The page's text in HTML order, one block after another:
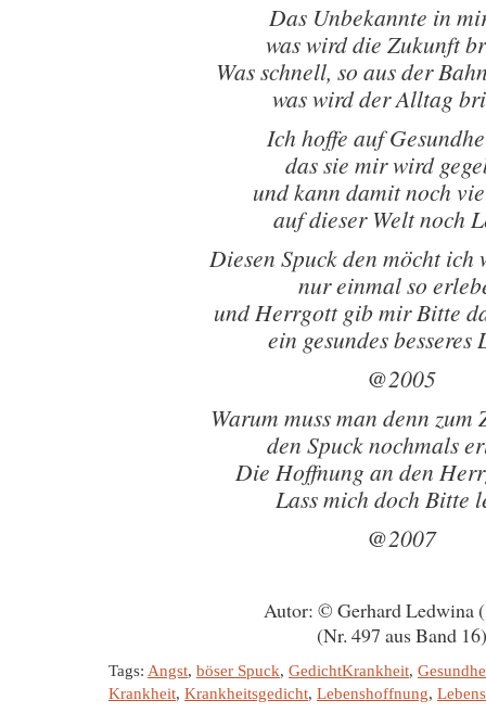
Das Unbekannte in
was wird die Zukunft
Was schnell, so aus der
was wird der Alltag
Ich hoffe auf
das sie mir wird
und kann damit noch
auf dieser Welt noch
Diesen Spuck den möcht
nur einmal so
und Herrgott gib mir Bitte
ein gesundes besseres
@2005
Warum muss man denn zum
den Spuck nochmals
Die Hoffnung an den
Lass mich doch Bitte
@2007
Autor: © Gerhard Ledwina
(Nr. 497 aus Band 16)
Tags: Angst, böser Spuck, GedichtKrankheit,
Krankheit, Krankheitsgedicht, Lebenshoffnung,